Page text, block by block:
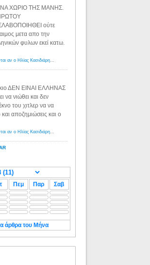
ΧΩΡΙΟ ΤΗΣ ΜΑΝΗΣ.
ούτε
μετα απο την
φυλων εκεί κατω.
Αμερικανοί ρατσιστές αναρωτιούνται αν ο Ηλίας Κασιδιάρης ανήκει στη λευκή φυλή... - Λόγιος Ερμής
ΔΕΝ ΕΙΝΑΙ ΕΛΛΗΝΑΣ
να νιώθει και δεν
του χιτλερ να να
και αποζημιώσεις και ο
Αμερικανοί ρατσιστές αναρωτιούνται αν ο Ηλίας Κασιδιάρης ανήκει στη λευκή φυλή... - Λόγιος Ερμής
Πεμ Παρ Σαβ
άρθρα του Μήνα